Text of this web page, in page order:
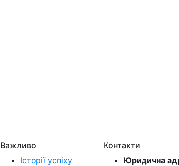
Важливо
Історії успіху
Контакти
Юридична